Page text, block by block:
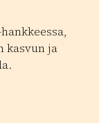
kasvun ja